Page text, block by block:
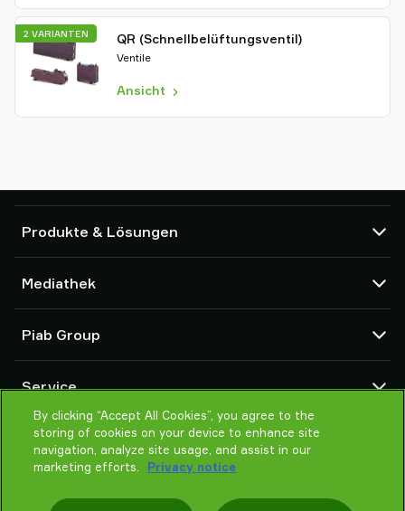
QR (Schnellbelüftungsventil)
Ventile
Ansicht
2 VARIANTEN
Produkte & Lösungen
Saugnäpfe und Soft-Gripper
Komponenten des Robot End Of Arm Tooling (EOAT)
Roboter- und Cobot-Greiflösungen
System- und Lösungszubehör
Vakuumförderer für Pulver und Schüttgut
Mediathek
Produktkonfigurator
Allgemeine Verkaufsbedingungen
Datenschutzrichtlinie
Piab Group
Globale Organisation
Verhaltenskodex
Neuheiten
Karrieren
Service
Kontakt
Partner Netzwerk
Auswahlhilfe
By clicking “Accept All Cookies”, you agree to the
storing of cookies on your device to enhance site
navigation, analyze site usage, and assist in our
marketing efforts.
Privacy notice